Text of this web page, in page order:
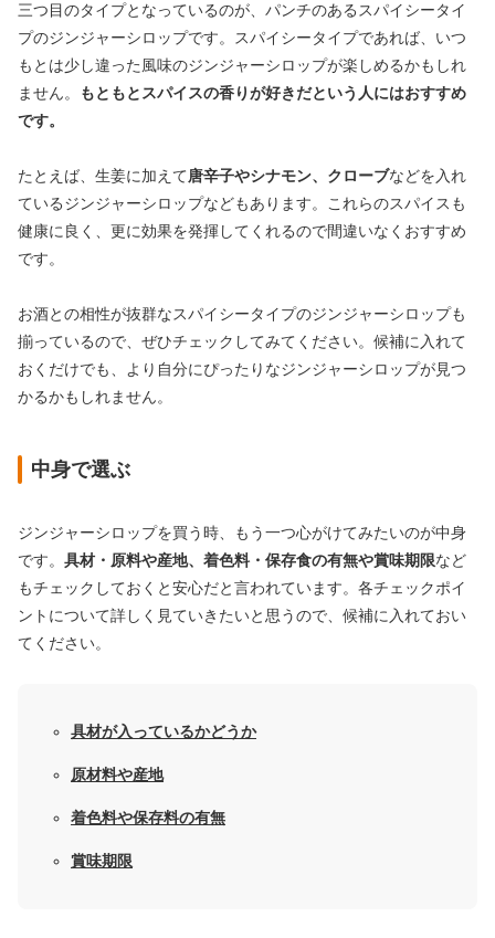
三つ目のタイプとなっているのが、パンチのあるスパイシータイ
プのジンジャーシロップです。スパイシータイプであれば、いつ
もとは少し違った風味のジンジャーシロップが楽しめるかもしれ
ません。
もともとスパイスの香りが好きだという人にはおすすめ
です。
たとえば、生姜に加えて唐辛子やシナモン、クローブなどを入れ
ているジンジャーシロップなどもあります。これらのスパイスも
健康に良く、更に効果を発揮してくれるので間違いなくおすすめ
です。
お酒との相性が抜群なスパイシータイプのジンジャーシロップも
揃っているので、ぜひチェックしてみてください。候補に入れて
おくだけでも、より自分にぴったりなジンジャーシロップが見つ
かるかもしれません。
中身で選ぶ
ジンジャーシロップを買う時、もう一つ心がけてみたいのが中身
です。 具材・原料や産地、着色料・保存食の有無や賞味期限など
もチェックしておくと安心だと言われています。各チェックポイ
ントについて詳しく見ていきたいと思うので、候補に入れておい
てください。
具材が入っているかどうか
原材料や産地
着色料や保存料の有無
賞味期限